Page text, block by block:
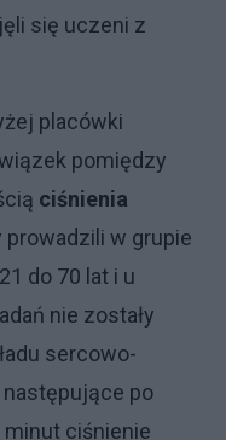
się uczeni z
placówki
pomiędzy
ciśnienia
prowadzili w grupie
do 70 lat i u
nie zostały
sercowo-
następujące po
ciśnienie